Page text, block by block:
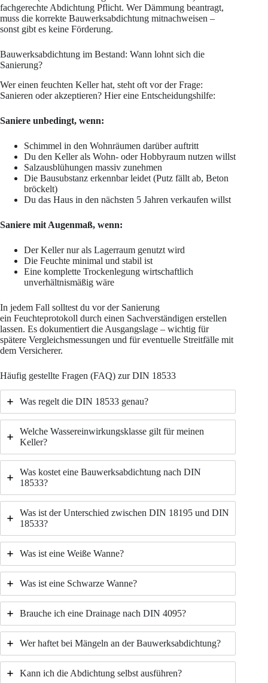
fachgerechte Abdichtung Pflicht. Wer Dämmung beantragt,
muss die korrekte Bauwerksabdichtung mitnachweisen –
sonst gibt es keine Förderung.
Bauwerksabdichtung im Bestand: Wann lohnt sich die
Sanierung?
Wer einen feuchten Keller hat, steht oft vor der Frage:
Sanieren oder akzeptieren? Hier eine Entscheidungshilfe:
Saniere unbedingt, wenn:
Schimmel in den Wohnräumen darüber auftritt
Du den Keller als Wohn- oder Hobbyraum nutzen willst
Salzausblühungen massiv zunehmen
Die Bausubstanz erkennbar leidet (Putz fällt ab, Beton
bröckelt)
Du das Haus in den nächsten 5 Jahren verkaufen willst
Saniere mit Augenmaß, wenn:
Der Keller nur als Lagerraum genutzt wird
Die Feuchte minimal und stabil ist
Eine komplette Trockenlegung wirtschaftlich
unverhältnismäßig wäre
In jedem Fall solltest du vor der Sanierung
ein Feuchteprotokoll durch einen Sachverständigen erstellen
lassen. Es dokumentiert die Ausgangslage – wichtig für
spätere Vergleichsmessungen und für eventuelle Streitfälle mit
dem Versicherer.
Häufig gestellte Fragen (FAQ) zur DIN 18533
Was regelt die DIN 18533 genau?
Welche Wassereinwirkungsklasse gilt für meinen
Keller?
Was kostet eine Bauwerksabdichtung nach DIN
18533?
Was ist der Unterschied zwischen DIN 18195 und DIN
18533?
Was ist eine Weiße Wanne?
Was ist eine Schwarze Wanne?
Brauche ich eine Drainage nach DIN 4095?
Wer haftet bei Mängeln an der Bauwerksabdichtung?
Kann ich die Abdichtung selbst ausführen?